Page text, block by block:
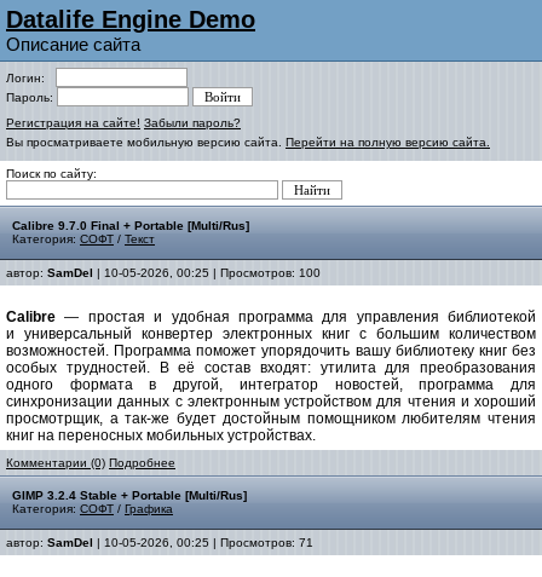
Datalife Engine Demo
Описание сайта
Логин:
Пароль:
Регистрация на сайте! Забыли пароль?
Вы просматриваете мобильную версию сайта. Перейти на полную версию сайта.
Поиск по сайту:
Calibre 9.7.0 Final + Portable [Multi/Rus]
Категория: СОФТ / Текст
автор: SamDel | 10-05-2026, 00:25 | Просмотров: 100
Calibre — простая и удобная программа для управления библиотекой
и универсальный конвертер электронных книг с большим количеством
возможностей. Программа поможет упорядочить вашу библиотеку книг без
особых трудностей. В её состав входят: утилита для преобразования
одного формата в другой, интегратор новостей, программа для
синхронизации данных с электронным устройством для чтения и хороший
просмотрщик, а так-же будет достойным помощником любителям чтения
книг на переносных мобильных устройствах.
Комментарии (0) Подробнее
GIMP 3.2.4 Stable + Portable [Multi/Rus]
Категория: СОФТ / Графика
автор: SamDel | 10-05-2026, 00:25 | Просмотров: 71